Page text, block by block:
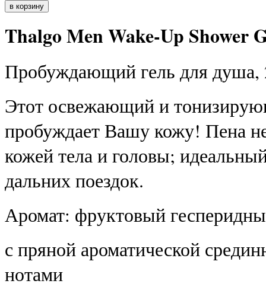
Thalgo Men Wake-Up Shower
Пробуждающий гель для душа,
Этот освежающий и
пробуждает Вашу кожу! Пена
кожей тела и головы;
дальних поездок.
Аромат: фруктовый
с пряной ароматической
нотами